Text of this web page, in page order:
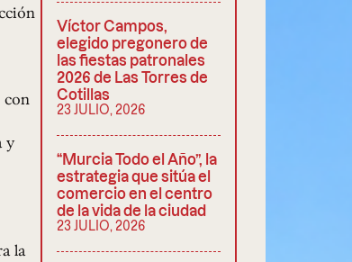
con
y
la
Víctor Campos,
elegido pregonero de
las fiestas patronales
2026 de Las Torres de
Cotillas
23 JULIO, 2026
“Murcia Todo el Año”, la
estrategia que sitúa el
comercio en el centro
de la vida de la ciudad
23 JULIO, 2026